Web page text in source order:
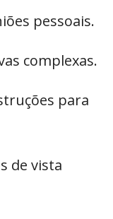
pessoais.
complexas.
para
de vista